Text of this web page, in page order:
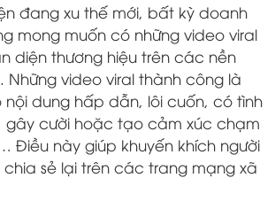
đang xu thế mới, bất kỳ doanh
mong muốn có những video viral
diện thương hiệu trên các nền
Những video viral thành công là
nội dung hấp dẫn, lôi cuốn, có tình
gây cười hoặc tạo cảm xúc chạm
Điều này giúp khuyến khích người
sẻ lại trên các trang mạng xã